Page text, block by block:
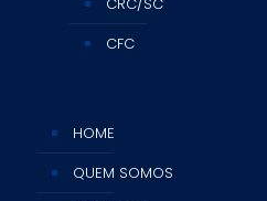
CRC/SC
CFC
HOME
QUEM SOMOS